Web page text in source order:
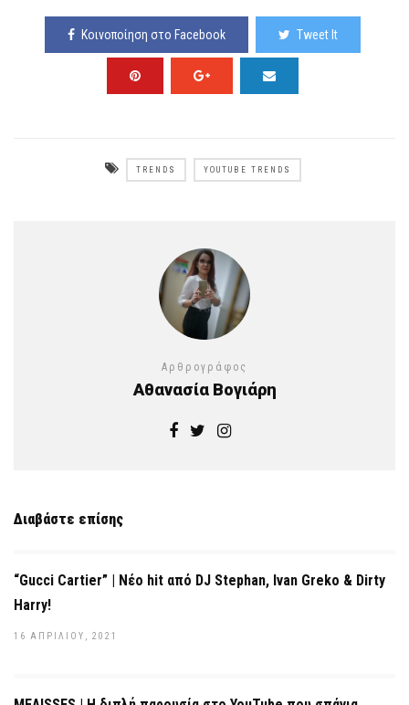
Κοινοποίηση στο Facebook Tweet It
TRENDS YOUTUBE TRENDS
Αρθρογράφος
Αθανασία Βογιάρη
Διαβάστε επίσης
“Gucci Cartier” | Νέο hit από DJ Stephan, Ivan Greko & Dirty
Harry!
16 ΑΠΡΙΛΊΟΥ, 2021